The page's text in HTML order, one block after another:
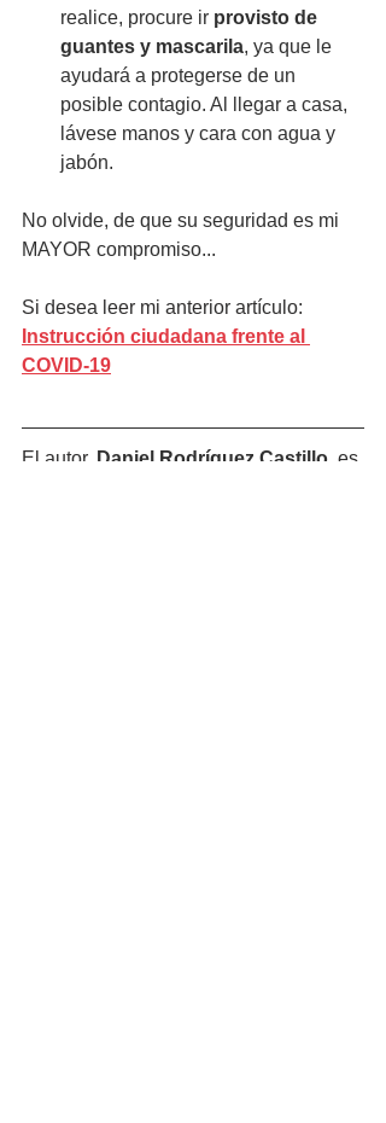
realice, procure ir provisto de
guantes y mascarila, ya que le
ayudará a protegerse de un
posible contagio. Al llegar a casa,
lávese manos y cara con agua y
jabón.
No olvide, de que su seguridad es mi
MAYOR compromiso...
Si desea leer mi anterior artículo:
Instrucción ciudadana frente al
COVID-19
El autor, Daniel Rodríguez Castillo, es